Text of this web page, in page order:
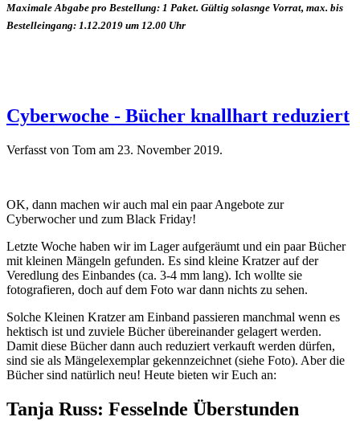
Maximale Abgabe pro Bestellung: 1 Paket. Gültig solasnge Vorrat, max. bis
Bestelleingang: 1.12.2019 um 12.00 Uhr
Cyberwoche - Bücher knallhart reduziert
Verfasst von Tom am 23. November 2019.
OK, dann machen wir auch mal ein paar Angebote zur
Cyberwocher und zum Black Friday!
Letzte Woche haben wir im Lager aufgeräumt und ein paar Bücher
mit kleinen Mängeln gefunden. Es sind kleine Kratzer auf der
Veredlung des Einbandes (ca. 3-4 mm lang). Ich wollte sie
fotografieren, doch auf dem Foto war dann nichts zu sehen.
Solche Kleinen Kratzer am Einband passieren manchmal wenn es
hektisch ist und zuviele Bücher übereinander gelagert werden.
Damit diese Bücher dann auch reduziert verkauft werden dürfen,
sind sie als Mängelexemplar gekennzeichnet (siehe Foto). Aber die
Bücher sind natürlich neu! Heute bieten wir Euch an:
Tanja Russ: Fesselnde Überstunden